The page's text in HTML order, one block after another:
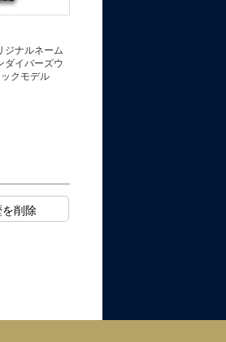
ジナルネーム
ダイバーズウ
クモデル